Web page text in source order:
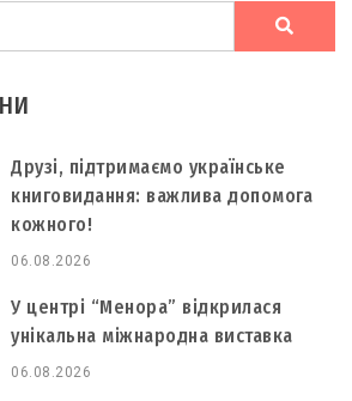
Друзі, підтримаємо українське
книговидання: важлива допомога
кожного!
06.08.2026
У центрі “Менора” відкрилася
унікальна міжнародна виставка
06.08.2026